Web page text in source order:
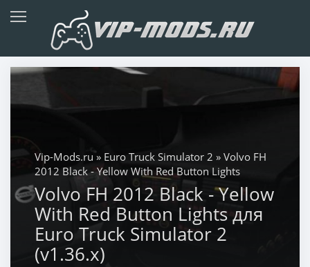
Vip-Mods.ru» Euro Truck Simulator 2 » Volvo FH
2012 Black - Yellow With Red Button Lights
Volvo FH 2012 Black - Yellow
With Red Button Lights для
Euro Truck Simulator 2
(v1.36.x)